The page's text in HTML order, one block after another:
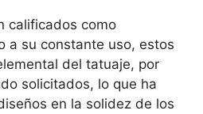
calificados como
a su constante uso, estos
del tatuaje, por
solicitados, lo que ha
en la solidez de los